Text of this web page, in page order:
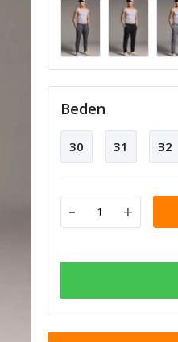
Beden
30 31 32
- +